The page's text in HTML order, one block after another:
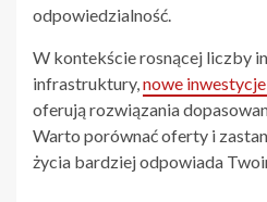
odpowiedzialność.
W kontekście rosnącej liczby
infrastruktury,nowe
oferują rozwiązania
Warto porównać oferty i
życia bardziej odpowiada